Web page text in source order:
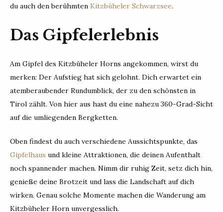
du auch den berühmten Kitzbüheler Schwarzsee.
Das Gipfelerlebnis
Am Gipfel des Kitzbüheler Horns angekommen, wirst du
merken: Der Aufstieg hat sich gelohnt. Dich erwartet ein
atemberaubender Rundumblick, der zu den schönsten in
Tirol zählt. Von hier aus hast du eine nahezu 360-Grad-Sicht
auf die umliegenden Bergketten.
Oben findest du auch verschiedene Aussichtspunkte, das
Gipfelhaus und kleine Attraktionen, die deinen Aufenthalt
noch spannender machen. Nimm dir ruhig Zeit, setz dich hin,
genieße deine Brotzeit und lass die Landschaft auf dich
wirken. Genau solche Momente machen die Wanderung am
Kitzbüheler Horn unvergesslich.